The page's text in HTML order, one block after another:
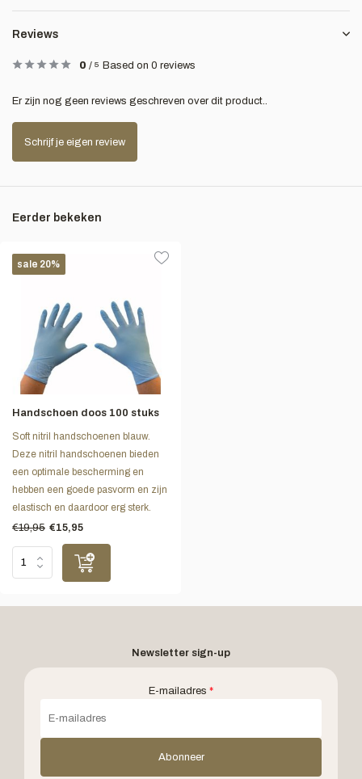
Reviews
0 / 5 Based on 0 reviews
Er zijn nog geen reviews geschreven over dit product..
Schrijf je eigen review
Eerder bekeken
sale 20%
Handschoen doos 100 stuks
Soft nitril handschoenen blauw.
Deze nitril handschoenen bieden
een optimale bescherming en
hebben een goede pasvorm en zijn
elastisch en daardoor erg sterk.
€19,95 €15,95
Newsletter sign-up
E-mailadres *
Abonneer